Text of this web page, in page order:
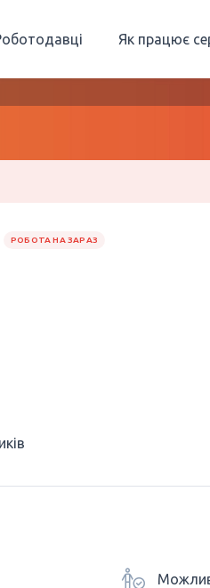
Як працює
РОБОТА НА ЗАРАЗ